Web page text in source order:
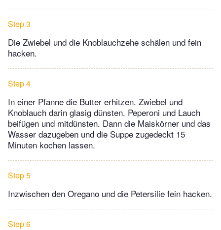
Step 3
Die Zwiebel und die Knoblauchzehe schälen und fein
hacken.
Step 4
In einer Pfanne die Butter erhitzen. Zwiebel und
Knoblauch darin glasig dünsten. Peperoni und Lauch
beifügen und mitdünsten. Dann die Maiskörner und das
Wasser dazugeben und die Suppe zugedeckt 15
Minuten kochen lassen.
Step 5
Inzwischen den Oregano und die Petersilie fein hacken.
Step 6